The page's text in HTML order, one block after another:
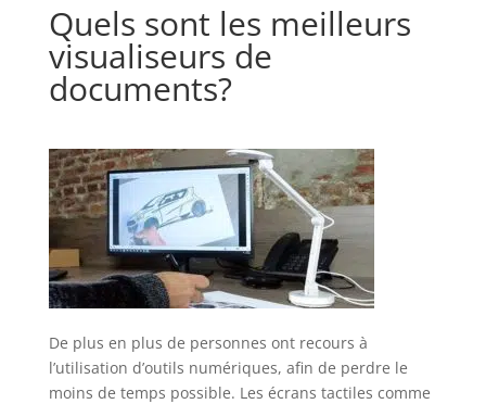
Quels sont les meilleurs
visualiseurs de
documents?
De plus en plus de personnes ont recours à
l’utilisation d’outils numériques, afin de perdre le
moins de temps possible. Les écrans tactiles comme